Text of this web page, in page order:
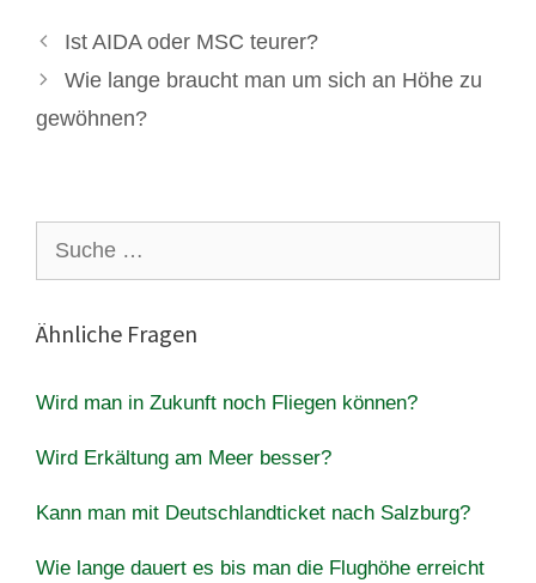
Ist AIDA oder MSC teurer?
Wie lange braucht man um sich an Höhe zu
gewöhnen?
nach:
Ähnliche Fragen
Wird man in Zukunft noch Fliegen können?
Wird Erkältung am Meer besser?
Kann man mit Deutschlandticket nach Salzburg?
Wie lange dauert es bis man die Flughöhe erreicht